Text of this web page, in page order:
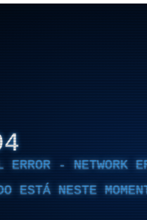
- NETWORK
ESTÁ NESTE